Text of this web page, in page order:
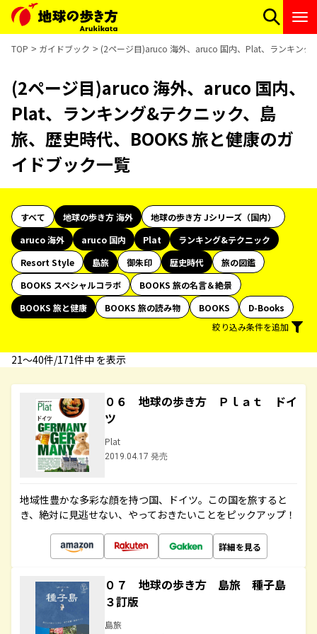
TOP ガイドブック (2ページ目)aruco 海外、aruco 国内、Plat、ランキング
(2ページ目)aruco 海外、aruco 国内、
Plat、ランキング&テクニック、島
旅、歴史時代、BOOKS 旅と健康のガ
イドブック一覧
すべて 地球の歩き方 海外
地球の歩き方 Jシリーズ（国内）
aruco 海外
aruco 国内 Plat
ランキング&テクニック
Resort Style
島旅 御朱印 歴史時代
旅の図鑑
BOOKS スペシャルコラボ
BOOKS 旅の名言＆絶景
BOOKS 旅と健康
BOOKS 旅の読み物 BOOKS
D-Books
絞り込み条件を追加
21〜40件/171件中 を表示
０６ 地球の歩き方 Ｐｌａｔ ドイ
ツ
Plat
2019.04.17 発売
地域性豊かな多彩な顔を持つ国、ドイツ。この国を旅すると
き、絶対に見逃せない、やっておきたいことをピックアップ！
詳細を見る
０７ 地球の歩き方 島旅 種子島
３訂版
島旅